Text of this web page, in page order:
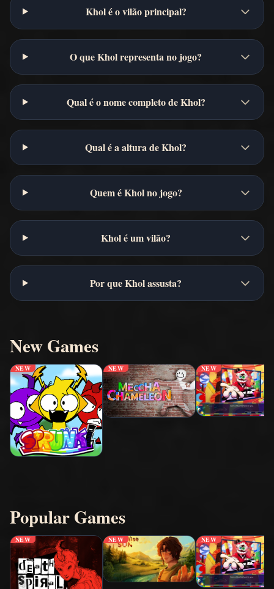
Khol é o vilão principal?
O que Khol representa no jogo?
Qual é o nome completo de Khol?
Qual é a altura de Khol?
Quem é Khol no jogo?
Khol é um vilão?
Por que Khol assusta?
New Games
NEW NEW NEW
Popular Games
NEW NEW NEW